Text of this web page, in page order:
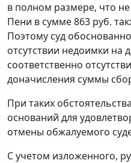
в полном размере, что
Пени в сумме 863 руб.
Поэтому суд
отсутствии недоимки на
соответственно
доначисления суммы
При таких
оснований для
отмены обжалуемого
С учетом изложенного,